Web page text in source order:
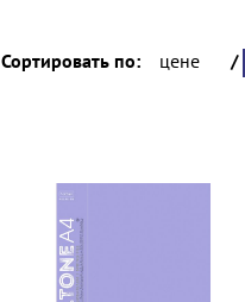
Сортировать по: цене /